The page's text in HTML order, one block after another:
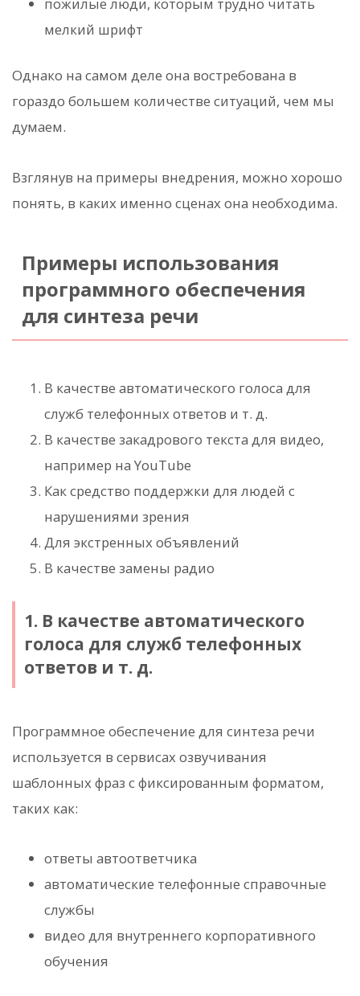
пожилые люди, которым трудно читать
мелкий шрифт
Однако на самом деле она востребована в
гораздо большем количестве ситуаций, чем мы
думаем.
Взглянув на примеры внедрения, можно хорошо
понять, в каких именно сценах она необходима.
Примеры использования
программного обеспечения
для синтеза речи
В качестве автоматического голоса для
служб телефонных ответов и т. д.
В качестве закадрового текста для видео,
например на YouTube
Как средство поддержки для людей с
нарушениями зрения
Для экстренных объявлений
В качестве замены радио
1. В качестве автоматического
голоса для служб телефонных
ответов и т. д.
Программное обеспечение для синтеза речи
используется в сервисах озвучивания
шаблонных фраз с фиксированным форматом,
таких как:
ответы автоответчика
автоматические телефонные справочные
службы
видео для внутреннего корпоративного
обучения